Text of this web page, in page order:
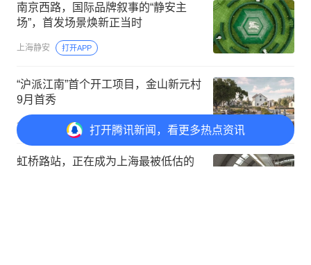
打开腾讯新闻，看更多热点资讯
南京西路，国际品牌叙事的“静安主
场”，首发场景焕新正当时
上海静安 打开APP
“沪派江南”首个开工项目，金山新元村
9月首秀
金台资讯 打开APP
虹桥路站，正在成为上海最被低估的